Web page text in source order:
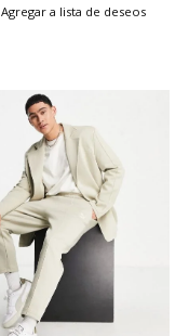
Agregar a lista de deseos